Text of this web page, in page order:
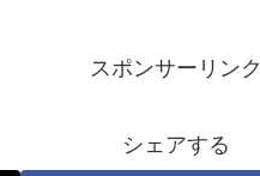
スポンサーリンク
シェアする